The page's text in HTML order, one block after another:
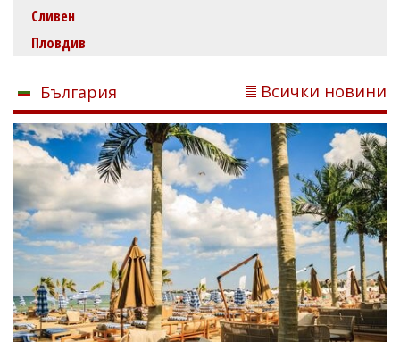
Сливен
Пловдив
България Всички новини